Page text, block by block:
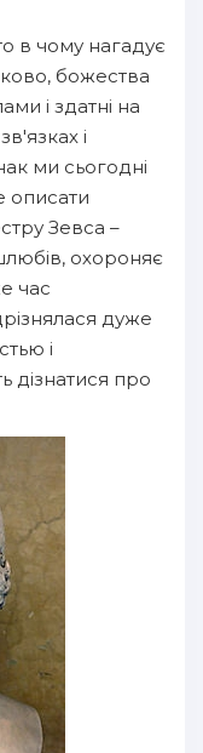
в чому нагадує
божества
і здатні на
і
ми сьогодні
описати
Зевса –
охороняє
час
дуже
і
дізнатися про